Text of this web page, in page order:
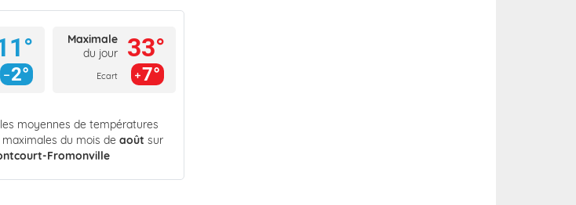
2°
Maximale
du jour
Ecart
33°
7°
moyennes de températures
du mois de août sur
Fromonville